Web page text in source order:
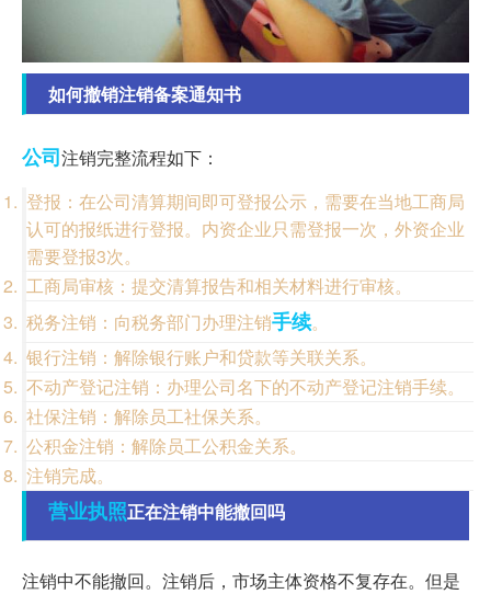
如何撤销注销备案通知书
公司注销完整流程如下：
登报：在公司清算期间即可登报公示，需要在当地工商局
认可的报纸进行登报。内资企业只需登报一次，外资企业
需要登报3次。
工商局审核：提交清算报告和相关材料进行审核。
税务注销：向税务部门办理注销手续。
银行注销：解除银行账户和贷款等关联关系。
不动产登记注销：办理公司名下的不动产登记注销手续。
社保注销：解除员工社保关系。
公积金注销：解除员工公积金关系。
注销完成。
营业执照正在注销中能撤回吗
注销中不能撤回。注销后，市场主体资格不复存在。但是